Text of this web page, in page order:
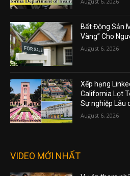
Bất Động Sản
Vàng” Cho
August 6, 2026
Xếp hạng
California Lọt
Sự nghiệp Lâu
August 6, 2026
VIDEO MỚI NHẤT